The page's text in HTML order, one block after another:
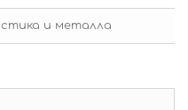
и металла